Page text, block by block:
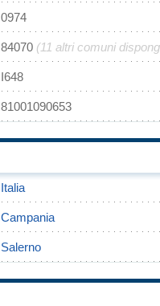
0974
84070 (11 altri comuni
I648
81001090653
Italia
Campania
Salerno